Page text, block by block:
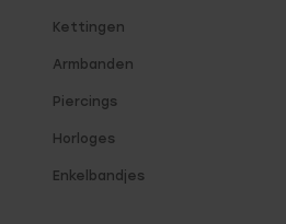
Kettingen
Armbanden
Piercings
Horloges
Enkelbandjes